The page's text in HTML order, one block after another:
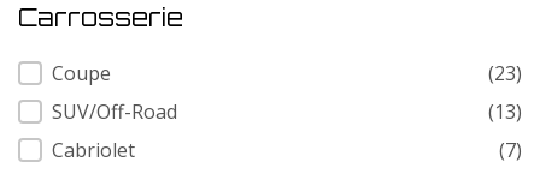
Carrosserie
Carrosserie
Coupe
(23)
SUV/Off-Road
(13)
Cabriolet
(7)